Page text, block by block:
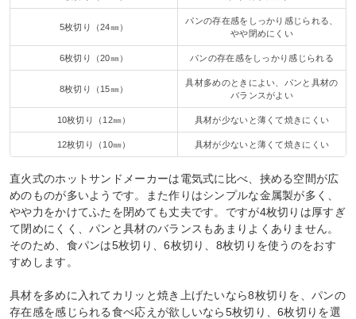
5枚切り（24㎜）
パンの存在感をしっかり感じられる、
やや閉めにくい
6枚切り（20㎜） パンの存在感をしっかり感じられる
8枚切り（15㎜）
具材多めのときによい、パンと具材の
バランスがよい
10枚切り（12㎜） 具材が少ないと薄くて焼きにくい
12枚切り（10㎜） 具材が少ないと薄くて焼きにくい
直火式のホットサンドメーカーは電気式に比べ、挟める空間が広
めのものが多いようです。また作りはシンプルな金属製が多く、
やや力をかけてふたを閉めても丈夫です。ですが4枚切りは厚すぎ
て閉めにくく、パンと具材のバランスもあまりよくありません。
そのため、食パンは5枚切り、6枚切り、8枚切りを使うのをおす
すめします。
具材を多めに入れてカリッと焼き上げたいなら8枚切りを、パンの
存在感を感じられる食べ応えが欲しいなら5枚切り、6枚切りを選